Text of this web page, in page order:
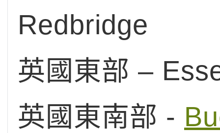
Redbridge
英國東部 –
英國東南部 -